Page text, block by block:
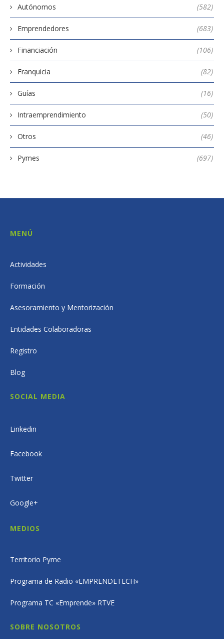
Autónomos (582)
Emprendedores (683)
Financiación (106)
Franquicia (82)
Guías (16)
Intraemprendimiento (50)
Otros (46)
Pymes (697)
MENÚ
Actividades
Formación
Asesoramiento y Mentorización
Entidades Colaboradoras
Registro
Blog
SOCIAL MEDIA
Linkedin
Facebook
Twitter
Google+
MEDIOS
Territorio Pyme
Programa de Radio «EMPRENDETECH»
Programa TC «Emprende» RTVE
SOBRE NOSOTROS